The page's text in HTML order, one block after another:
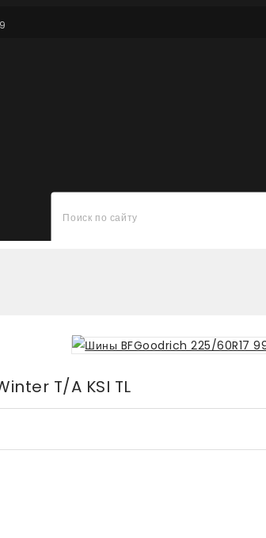
T/A KSI TL